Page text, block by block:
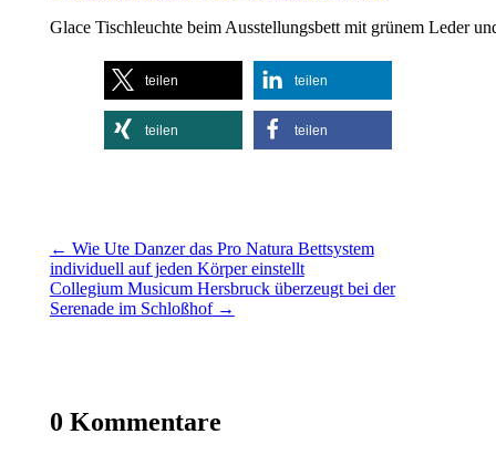
Glace Tischleuchte beim Ausstellungsbett mit grünem Leder
teilen teilen
teilen teilen
← Wie Ute Danzer das Pro Natura Bettsystem
individuell auf jeden Körper einstellt
Collegium Musicum Hersbruck überzeugt bei der
Serenade im Schloßhof→
0 Kommentare